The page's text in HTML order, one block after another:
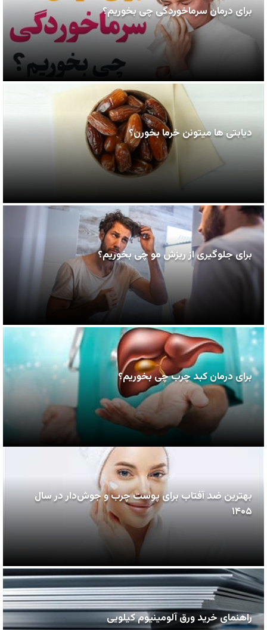
برای درمان سرماخوردگی چی بخوریم؟
دیابتی ها میتونن خرما بخورن؟
برای جلوگیری از ریزش مو چی بخوریم؟
برای درمان کبد چرب چی بخوریم؟
بهترین ضد آفتاب برای پوست چرب و جوش‌دار در سال
۱۴۰۵
راهنمای خرید ورق آلومینیوم کیلویی